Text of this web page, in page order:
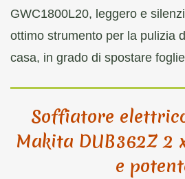
GWC1800L20, leggero e
ottimo strumento per la pulizia
casa, in grado di spostare
Soffiatore
Makita DUB362Z 2
e